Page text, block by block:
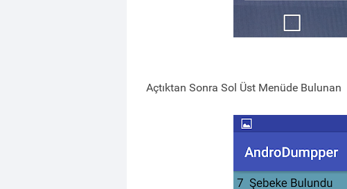
Açtıktan Sonra Sol Üst Menüde Bulunan